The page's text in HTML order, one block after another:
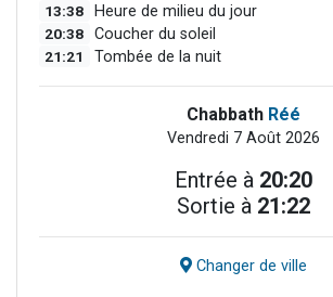
13:38 Heure de milieu du jour
20:38 Coucher du soleil
21:21 Tombée de la nuit
Chabbath Réé
Vendredi 7 Août 2026
Entrée à 20:20
Sortie à 21:22
Changer de ville